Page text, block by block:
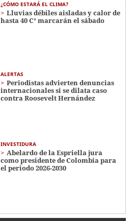
¿CÓMO ESTARÁ EL CLIMA?
Lluvias débiles aisladas y calor de
hasta 40 C° marcarán el sábado
ALERTAS
Periodistas advierten denuncias
internacionales si se dilata caso
contra Roosevelt Hernández
INVESTIDURA
Abelardo de la Espriella jura
como presidente de Colombia para
el periodo 2026-2030